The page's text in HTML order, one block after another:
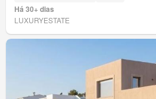
Há 30+ dias
LUXURYESTATE